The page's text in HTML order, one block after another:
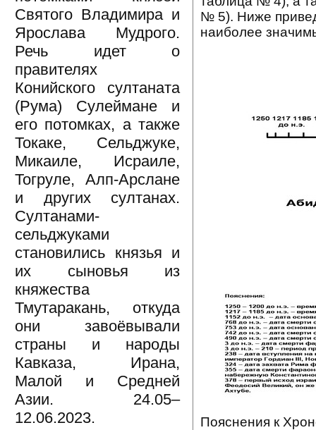
Святого Владимира и
Ярослава Мудрого.
Речь идет о
правителях
Конийского султаната
(Рума) Сулеймане и
его потомках, а также
Токаке, Сельджуке,
Микаиле, Исраиле,
Тогруле, Алп-Арслане
и других султанах.
Султанами-
сельджуками
становились князья и
их сыновья из
княжества
Тмутаракань, откуда
они завоёвывали
страны и народы
Кавказа, Ирана,
Малой и Средней
Азии. 24.05–
12.06.2023.
№ 5). Ниже
наиболее
Пояснения к